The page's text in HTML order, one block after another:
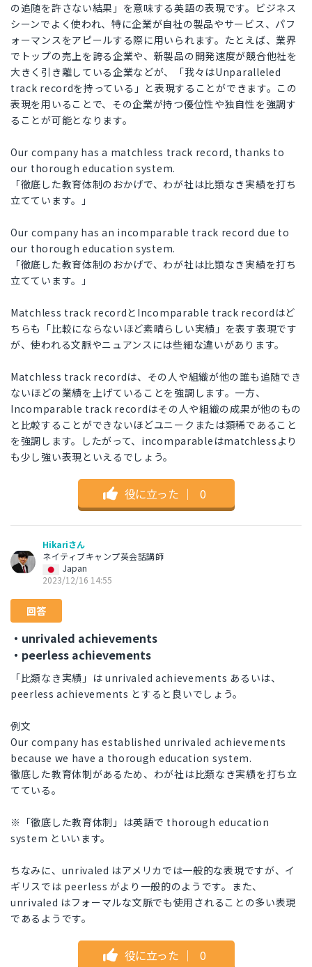
の追随を許さない結果」を意味する英語の表現です。ビジネス
シーンでよく使われ、特に企業が自社の製品やサービス、パフ
ォーマンスをアピールする際に用いられます。たとえば、業界
でトップの売上を誇る企業や、新製品の開発速度が競合他社を
大きく引き離している企業などが、「我々はUnparalleled
track recordを持っている」と表現することができます。この
表現を用いることで、その企業が持つ優位性や独自性を強調す
ることが可能となります。
Our company has a matchless track record, thanks to
our thorough education system.
「徹底した教育体制のおかげで、わが社は比類なき実績を打ち
立てています。」
Our company has an incomparable track record due to
our thorough education system.
「徹底した教育体制のおかげで、わが社は比類なき実績を打ち
立てています。」
Matchless track recordとIncomparable track recordはど
ちらも「比較にならないほど素晴らしい実績」を表す表現です
が、使われる文脈やニュアンスには些細な違いがあります。
Matchless track recordは、その人や組織が他の誰も追随でき
ないほどの業績を上げていることを強調します。一方、
Incomparable track recordはその人や組織の成果が他のもの
と比較することができないほどユニークまたは類稀であること
を強調します。したがって、incomparableはmatchlessより
も少し強い表現といえるでしょう。
役に立った ｜ 0
Hikariさん
ネイティブキャンプ英会話講師
Japan
2023/12/16 14:55
回答
・unrivaled achievements
・peerless achievements
「比類なき実績」は unrivaled achievements あるいは、
peerless achievements とすると良いでしょう。
例文
Our company has established unrivaled achievements
because we have a thorough education system.
徹底した教育体制があるため、わが社は比類なき実績を打ち立
てている。
※「徹底した教育体制」は英語で thorough education
system といいます。
ちなみに、unrivaled はアメリカでは一般的な表現ですが、イ
ギリスでは peerless がより一般的のようです。また、
unrivaled はフォーマルな文脈でも使用されることの多い表現
であるようです。
役に立った ｜ 0